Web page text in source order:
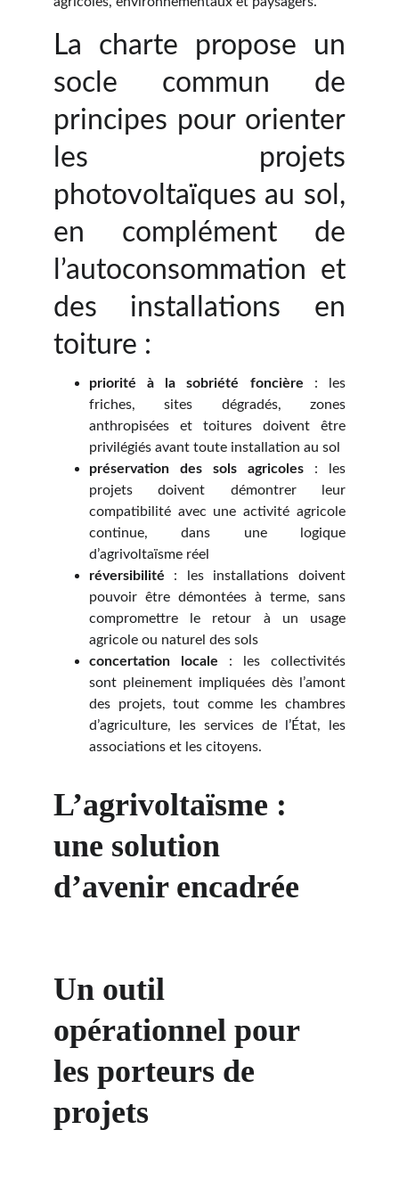
La charte propose un
socle commun de
principes pour orienter
les projets
photovoltaïques au sol,
en complément de
l’autoconsommation et
des installations en
toiture :
priorité à la sobriété foncière : les
friches, sites dégradés, zones
anthropisées et toitures doivent être
privilégiés avant toute installation au sol
préservation des sols agricoles: les
projets doivent démontrer leur
compatibilité avec une activité agricole
continue, dans une logique
d’agrivoltaïsme réel
réversibilité : les installations doivent
pouvoir être démontées à terme, sans
compromettre le retour à un usage
agricole ou naturel des sols
concertation locale : les collectivités
sont pleinement impliquées dès l’amont
des projets, tout comme les chambres
d’agriculture, les services de l’État, les
associations et les citoyens.
L’agrivoltaïsme :
une solution
d’avenir encadrée
Un outil
opérationnel pour
les porteurs de
projets